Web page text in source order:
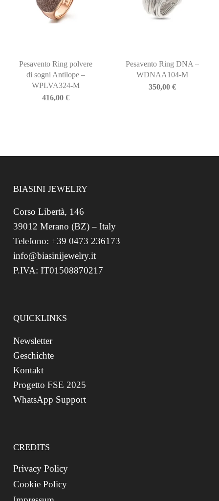
Pesavento Ring polvere
di sogni Antilope –
WPLVA324-M
416,00 €
Pesavento Ring DNA –
WDNAA104-M
350,00€
BIASINI JEWELRY
Corso Libertà, 146
39012 Merano (BZ) – Italy
Telefono: +39 0473 236173
info@biasinijewelry.it
P.IVA: IT01508870217
QUICKLINKS
Newsletter
Geschichte
Kontakt
Progetto FSE 2025
WhatsApp Support
CREDITS
Privacy Policy
Cookie Policy